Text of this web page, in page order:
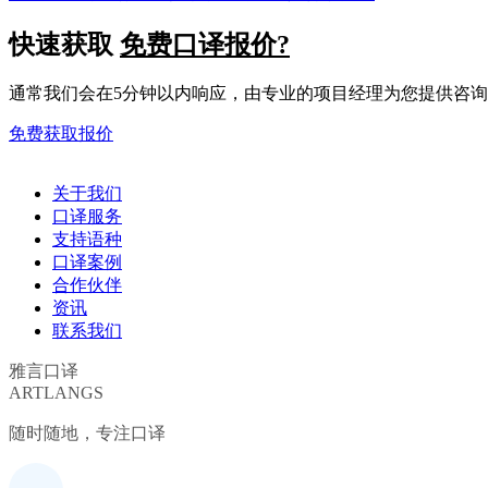
快速获取 免费口译报价?
通常我们会在5分钟以内响应，由专业的项目经理为您提供咨
免费获取报价
关于我们
口译服务
支持语种
口译案例
合作伙伴
资讯
联系我们
雅言口译
ARTLANGS
随时随地，专注口译